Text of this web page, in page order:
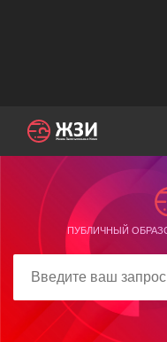
ПУБЛИЧНЫЙ